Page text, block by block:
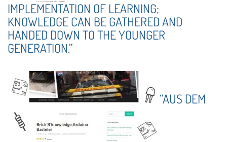
IMPLEMENTATION OF LEARNING;
KNOWLEDGE CAN BE GATHERED AND
HANDED DOWN TO THE YOUNGER
GENERATION.”
“AUS DEM